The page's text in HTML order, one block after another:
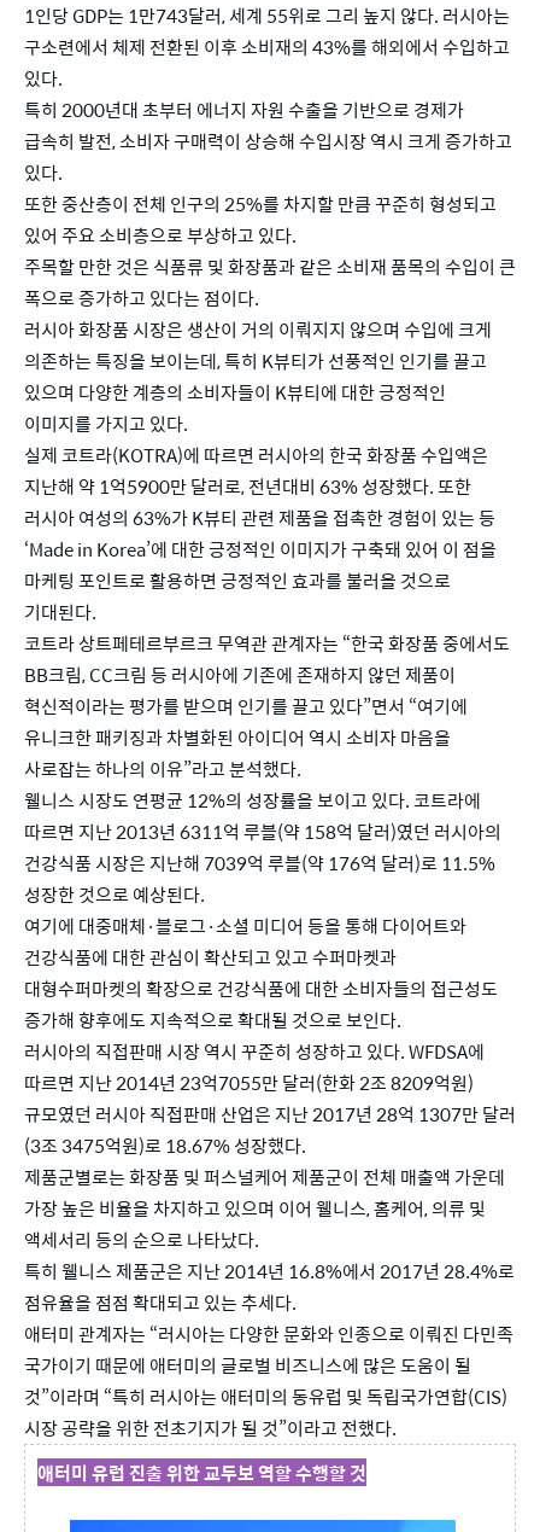
1인당 GDP는 1만743달러, 세계 55위로 그리 높지 않다. 러시아는
구소련에서 체제 전환된 이후 소비재의 43%를 해외에서 수입하고
있다.
특히 2000년대 초부터 에너지 자원 수출을 기반으로 경제가
급속히 발전, 소비자 구매력이 상승해 수입시장 역시 크게 증가하고
있다.
또한 중산층이 전체 인구의 25%를 차지할 만큼 꾸준히 형성되고
있어 주요 소비층으로 부상하고 있다.
주목할 만한 것은 식품류 및 화장품과 같은 소비재 품목의 수입이 큰
폭으로 증가하고 있다는 점이다.
러시아 화장품 시장은 생산이 거의 이뤄지지 않으며 수입에 크게
의존하는 특징을 보이는데, 특히 K뷰티가 선풍적인 인기를 끌고
있으며 다양한 계층의 소비자들이 K뷰티에 대한 긍정적인
이미지를 가지고 있다.
실제 코트라(KOTRA)에 따르면 러시아의 한국 화장품 수입액은
지난해 약 1억5900만 달러로, 전년대비 63% 성장했다. 또한
러시아 여성의 63%가 K뷰티 관련 제품을 접촉한 경험이 있는 등
‘Made in Korea’에 대한 긍정적인 이미지가 구축돼 있어 이 점을
마케팅 포인트로 활용하면 긍정적인 효과를 불러올 것으로
기대된다.
코트라 상트페테르부르크 무역관 관계자는 “한국 화장품 중에서도
BB크림, CC크림 등 러시아에 기존에 존재하지 않던 제품이
혁신적이라는 평가를 받으며 인기를 끌고 있다”면서 “여기에
유니크한 패키징과 차별화된 아이디어 역시 소비자 마음을
사로잡는 하나의 이유”라고 분석했다.
웰니스 시장도 연평균 12%의 성장률을 보이고 있다. 코트라에
따르면 지난 2013년 6311억 루블(약 158억 달러)였던 러시아의
건강식품 시장은 지난해 7039억 루블(약 176억 달러)로 11.5%
성장한 것으로 예상된다.
여기에 대중매체·블로그·소셜 미디어 등을 통해 다이어트와
건강식품에 대한 관심이 확산되고 있고 수퍼마켓과
대형수퍼마켓의 확장으로 건강식품에 대한 소비자들의 접근성도
증가해 향후에도 지속적으로 확대될 것으로 보인다.
러시아의 직접판매 시장 역시 꾸준히 성장하고 있다. WFDSA에
따르면 지난 2014년 23억7055만 달러(한화 2조 8209억원)
규모였던 러시아 직접판매 산업은 지난 2017년 28억 1307만 달러
(3조 3475억원)로 18.67% 성장했다.
제품군별로는 화장품 및 퍼스널케어 제품군이 전체 매출액 가운데
가장 높은 비율을 차지하고 있으며 이어 웰니스, 홈케어, 의류 및
액세서리 등의 순으로 나타났다.
특히 웰니스 제품군은 지난 2014년 16.8%에서 2017년 28.4%로
점유율을 점점 확대되고 있는 추세다.
애터미 관계자는 “러시아는 다양한 문화와 인종으로 이뤄진 다민족
국가이기 때문에 애터미의 글로벌 비즈니스에 많은 도움이 될
것”이라며 “특히 러시아는 애터미의 동유럽 및 독립국가연합(CIS)
시장 공략을 위한 전초기지가 될 것”이라고 전했다.
애터미 유럽 진출 위한 교두보 역할 수행할 것